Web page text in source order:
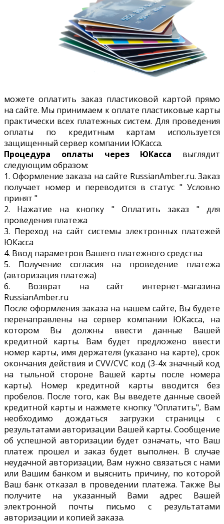
можете оплатить заказ пластиковой картой прямо
на сайте. Мы принимаем к оплате пластиковые карты
практически всех платежных систем. Для проведения
оплаты по кредитным картам используется
защищенный сервер компании ЮКасса.
Процедура оплаты через ЮКасса выглядит
следующим образом:
1. Оформление заказа на сайте RussianAmber.ru. Заказ
получает номер и переводится в статус " Условно
принят "
2. Нажатие на кнопку " Оплатить заказ " для
проведения платежа
3. Переход на сайт системы электронных платежей
ЮКасса
4. Ввод параметров Вашего платежного средства
5. Получение согласия на проведение платежа
(авторизация платежа)
6. Возврат на сайт интернет-магазина
RussianAmber.ru
После оформления заказа на нашем сайте, Вы будете
перенаправлены на сервер компании ЮКасса, на
котором Вы должны ввести данные Вашей
кредитной карты. Вам будет предложено ввести
номер карты, имя держателя (указано на карте), срок
окончания действия и CVV/CVC код (3-4х значный код
на тыльной стороне Вашей карты после номера
карты). Номер кредитной карты вводится без
пробелов. После того, как Вы введете данные своей
кредитной карты и нажмете кнопку "Оплатить", Вам
необходимо дождаться загрузки страницы с
результатами авторизации Вашей карты. Сообщение
об успешной авторизации будет означать, что Ваш
платеж прошел и заказ будет выполнен. В случае
неудачной авторизации, Вам нужно связаться с нами
или Вашим банком и выяснить причину, по которой
Ваш банк отказал в проведении платежа. Также Вы
получите на указанный Вами адрес Вашей
электронной почты письмо с результатами
авторизации и копией заказа.